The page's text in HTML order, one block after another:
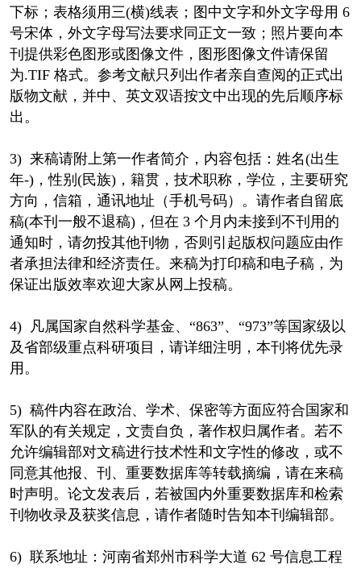
下标；表格须用三(横)线表；图中文字和外文字母用 6
号宋体，外文字母写法要求同正文一致；照片要向本
刊提供彩色图形或图像文件，图形图像文件请保留
为.TIF 格式。参考文献只列出作者亲自查阅的正式出
版物文献，并中、英文双语按文中出现的先后顺序标
出。
3) 来稿请附上第一作者简介，内容包括：姓名(出生
年-)，性别(民族)，籍贯，技术职称，学位，主要研究
方向，信箱，通讯地址（手机号码）。请作者自留底
稿(本刊一般不退稿)，但在 3 个月内未接到不刊用的
通知时，请勿投其他刊物，否则引起版权问题应由作
者承担法律和经济责任。来稿为打印稿和电子稿，为
保证出版效率欢迎大家从网上投稿。
4) 凡属国家自然科学基金、“863”、“973”等国家级以
及省部级重点科研项目，请详细注明，本刊将优先录
用。
5) 稿件内容在政治、学术、保密等方面应符合国家和
军队的有关规定，文责自负，著作权归属作者。若不
允许编辑部对文稿进行技术性和文字性的修改，或不
同意其他报、刊、重要数据库等转载摘编，请在来稿
时声明。论文发表后，若被国内外重要数据库和检索
刊物收录及获奖信息，请作者随时告知本刊编辑部。
6) 联系地址：河南省郑州市科学大道 62 号信息工程